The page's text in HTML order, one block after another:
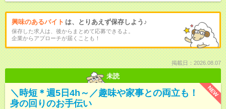
興味のあるバイト は、とりあえず保存しよう♪
保存した求人は、後からまとめて応募できるよ。
企業からアプローチが届くことも！
掲載日：2026.08.07
未読
NEW
＼時短＊週5日4h～／趣味や家事との両立も！
身の回りのお手伝い